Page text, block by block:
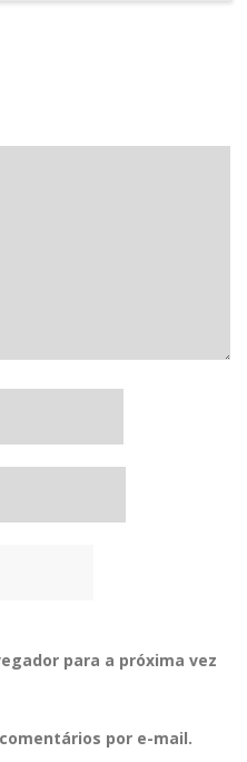
para a próxima vez
por e-mail.